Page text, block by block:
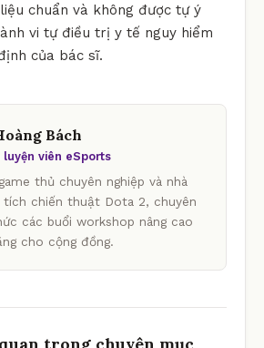
chuẩn và không được tự ý
vi tự điều trị y tế nguy hiểm
của bác sĩ.
Bách
luyện viên eSports
thủ chuyên nghiệp và nhà
tích chiến thuật Dota 2, chuyên
các buổi workshop nâng cao
cho cộng đồng.
trong chuyên mục